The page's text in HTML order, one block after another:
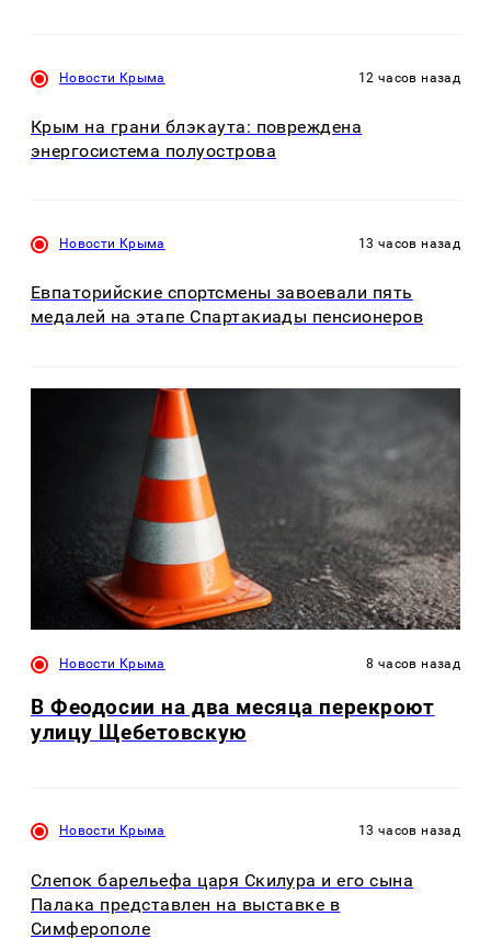
Новости Крыма 12 часов назад
Крым на грани блэкаута: повреждена
энергосистема полуострова
Новости Крыма 13 часов назад
Евпаторийские спортсмены завоевали пять
медалей на этапе Спартакиады пенсионеров
Новости Крыма 8 часов назад
В Феодосии на два месяца перекроют
улицу Щебетовскую
Новости Крыма 13 часов назад
Слепок барельефа царя Скилура и его сына
Палака представлен на выставке в
Симферополе